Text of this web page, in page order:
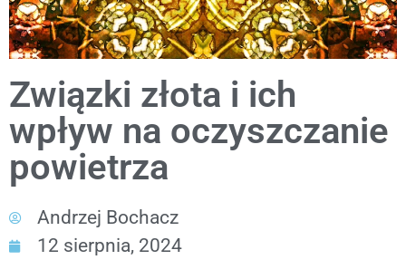
Związki złota i ich
wpływ na oczyszczanie
powietrza
Andrzej Bochacz
12 sierpnia, 2024